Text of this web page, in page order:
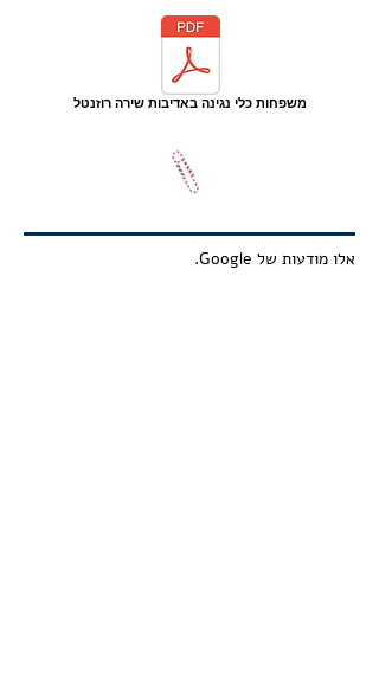
משפחות כלי נגינה באדיבות שירה רוזנטל
אלו מודעות של Google.